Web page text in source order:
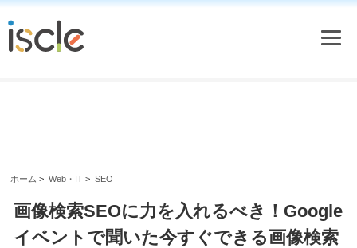
ホーム > Web・IT > SEO
画像検索SEOに力を入れるべき！Google
イベントで聞いた今すぐできる画像検索